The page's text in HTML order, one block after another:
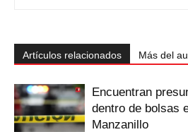
Artículos relacionados Más del
Encuentran
dentro de bolsas
Manzanillo